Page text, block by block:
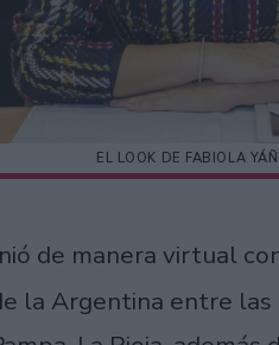
EL LOOK DE FABIOLA
de manera virtual
la Argentina entre las